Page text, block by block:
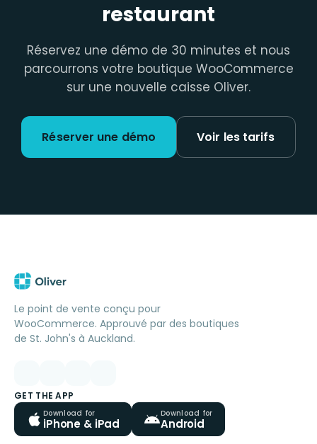
restaurant
Réservez une démo de 30 minutes et nous
parcourrons votre boutique WooCommerce
sur une nouvelle caisse Oliver.
Réserver une démo Voir les tarifs
Le point de vente conçu pour
WooCommerce. Approuvé par des boutiques
de St. John's à Auckland.
GET THE APP
Download for
iPhone & iPad
Download for
Android